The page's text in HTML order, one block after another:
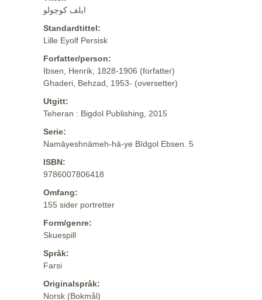
ایلف کوچولو
Standardtittel:
Lille Eyolf Persisk
Forfatter/person:
Ibsen, Henrik, 1828-1906 (forfatter)
Ghaderi, Behzad, 1953- (oversetter)
Utgitt:
Teheran : Bigdol Publishing, 2015
Serie:
Namāyeshnāmeh-hā-ye Bīdgol Ebsen. 5
ISBN:
9786007806418
Omfang:
155 sider portretter
Form/genre:
Skuespill
Språk:
Farsi
Originalspråk:
Norsk (Bokmål)